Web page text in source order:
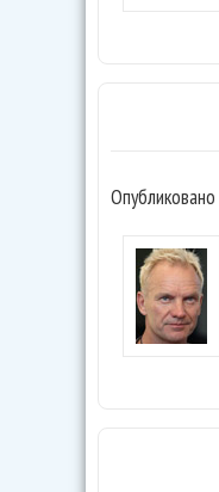
Опубликовано